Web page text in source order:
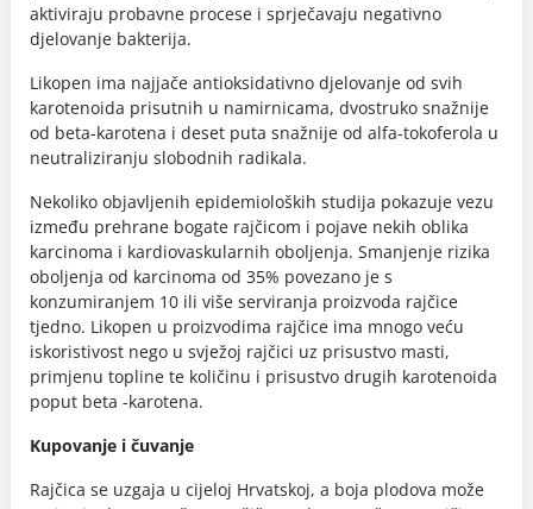
aktiviraju probavne procese i sprječavaju negativno
djelovanje bakterija.
Likopen ima najjače antioksidativno djelovanje od svih
karotenoida prisutnih u namirnicama, dvostruko snažnije
od beta-karotena i deset puta snažnije od alfa-tokoferola u
neutraliziranju slobodnih radikala.
Nekoliko objavljenih epidemioloških studija pokazuje vezu
između prehrane bogate rajčicom i pojave nekih oblika
karcinoma i kardiovaskularnih oboljenja. Smanjenje rizika
oboljenja od karcinoma od 35% povezano je s
konzumiranjem 10 ili više serviranja proizvoda rajčice
tjedno. Likopen u proizvodima rajčice ima mnogo veću
iskoristivost nego u svježoj rajčici uz prisustvo masti,
primjenu topline te količinu i prisustvo drugih karotenoida
poput beta -karotena.
Kupovanje i čuvanje
Rajčica se uzgaja u cijeloj Hrvatskoj, a boja plodova može